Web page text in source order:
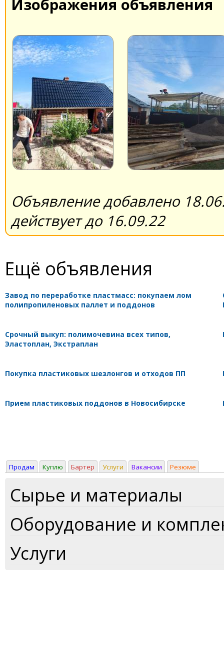
Изображения объявления
Объявление добавлено
действует до 16.09.22
Ещё объявления
Завод по переработке пластмасс: покупаем лом
полипропиленовых паллет и поддонов
Срочный выкуп: полимочевина всех типов,
Эластоплан, Экстраплан
Покупка пластиковых шезлонгов и отходов ПП
Прием пластиковых поддонов в Новосибирске
Продам Куплю Бартер Услуги Вакансии Резюме
Сырье и материалы
Оборудование и
Услуги